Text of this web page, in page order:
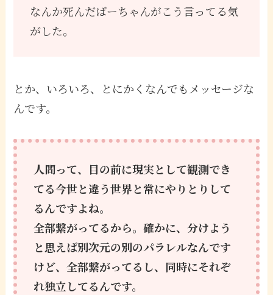
なんか死んだばーちゃんがこう言ってる気
がした。
とか、いろいろ、とにかくなんでもメッセージな
んです。
人間って、目の前に現実として観測でき
てる今世と違う世界と常にやりとりして
るんですよね。
全部繋がってるから。確かに、分けよう
と思えば別次元の別のパラレルなんです
けど、全部繋がってるし、同時にそれぞ
れ独立してるんです。